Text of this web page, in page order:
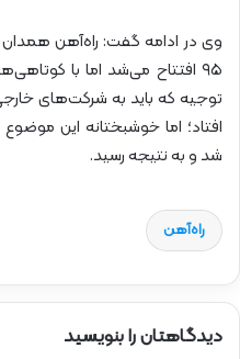
۹۵ افتتاح می‌شد اما با
توجیه که باید به شرکت‌های
افتاد؛ اما خوشبختانه این
شد و به نتیجه رسید.
راه‌آهن
دیدگاهتان را بنویسید